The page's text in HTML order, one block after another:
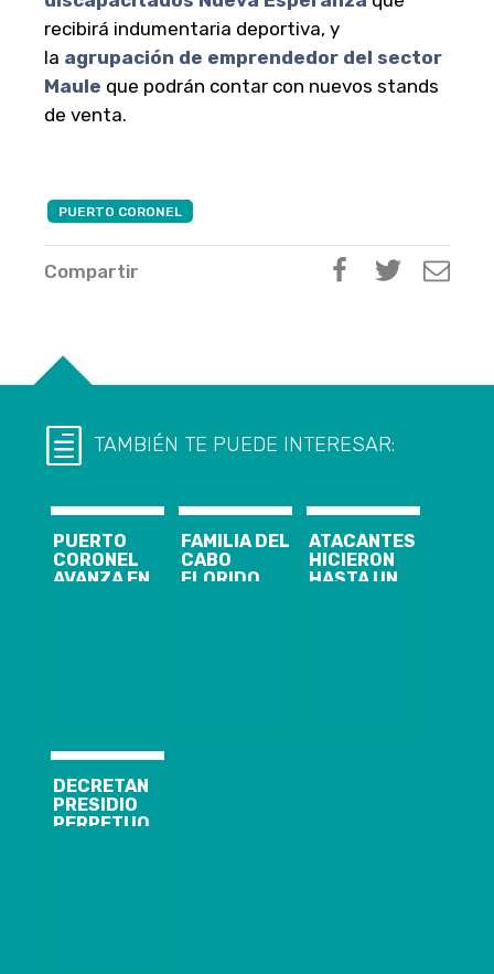
recibirá indumentaria deportiva, y
la agrupación de emprendedor del sector
Maule que podrán contar con nuevos stands
de venta.
PUERTO CORONEL
Compartir
TAMBIÉN TE PUEDE INTERESAR:
PUERTO
CORONEL
AVANZA EN
FAMILIA DEL
CABO
FLORIDO
ATACANTES
HICIERON
HASTA UN
DECRETAN
PRESIDIO
PERPETUO